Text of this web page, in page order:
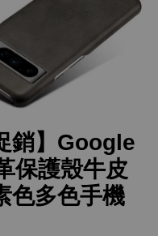
銷】Google
保護殼牛皮
色多色手機